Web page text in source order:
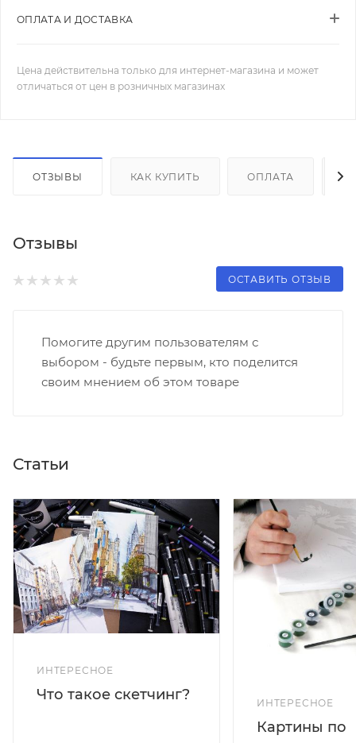
ОПЛАТА И ДОСТАВКА
Цена действительна только для интернет-магазина и может
отличаться от цен в розничных магазинах
ОТЗЫВЫ КАК КУПИТЬ ОПЛАТА
Отзывы
ОСТАВИТЬ ОТЗЫВ
Помогите другим пользователям с
выбором - будьте первым, кто поделится
своим мнением об этом товаре
Статьи
ИНТЕРЕСНОЕ
Что такое скетчинг?
ИНТЕРЕСНОЕ
Картины по